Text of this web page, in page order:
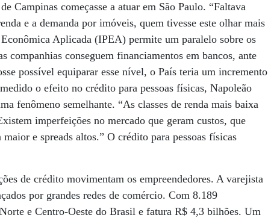
Campinas começasse a atuar em São Paulo. “Faltava
e a demanda por imóveis, quem tivesse este olhar mais
Aplicada (IPEA) permite um paralelo sobre os
conseguem financiamentos em bancos, ante
possível equiparar esse nível, o País teria um incremento
o efeito no crédito para pessoas físicas, Napoleão
fenômeno semelhante. “As classes de renda mais baixa
imperfeições no mercado que geram custos, que
e spreads altos.” O crédito para pessoas físicas
de crédito movimentam os empreendedores. A varejista
por grandes redes de comércio. Com 8.189
e Centro-Oeste do Brasil e fatura R$ 4,3 bilhões. Um